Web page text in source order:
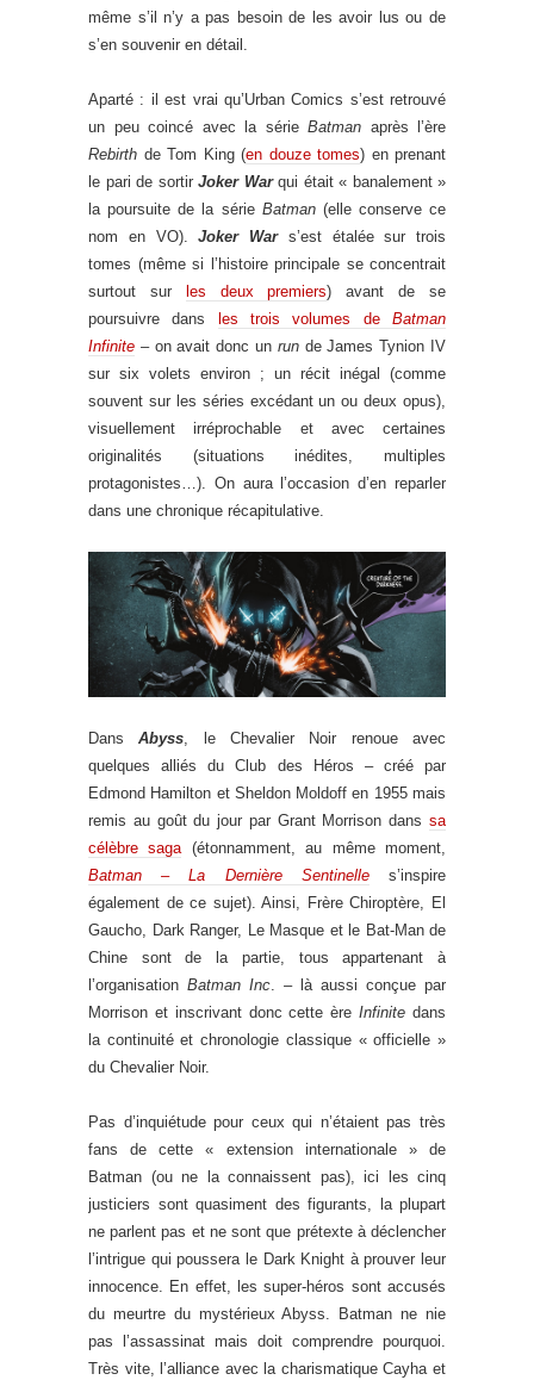
même s’il n’y a pas besoin de les avoir lus ou de
s’en souvenir en détail.
Aparté : il est vrai qu’Urban Comics s’est retrouvé
un peu coincé avec la série Batman après l’ère
Rebirth de Tom King (en douze tomes) en prenant
le pari de sortir Joker Warqui était « banalement »
la poursuite de la série Batman(elle conserve ce
nom en VO).Joker War s’est étalée sur trois
tomes (même si l’histoire principale se concentrait
surtout sur
les deux premiers) avant de se
poursuivre dans
les trois volumes deBatman
Infinite – on avait donc un runde James Tynion IV
sur six volets environ ; un récit inégal (comme
souvent sur les séries excédant un ou deux opus),
visuellement irréprochable et avec certaines
originalités (situations inédites, multiples
protagonistes…). On aura l’occasion d’en reparler
dans une chronique récapitulative.
DansAbyss, le Chevalier Noir renoue avec
quelques alliés du Club des Héros – créé par
Edmond Hamilton et Sheldon Moldoff en 1955 mais
remis au goût du jour par Grant Morrison dans sa
célèbre saga(étonnamment, au même moment,
Batman – La Dernière Sentinelles’inspire
également de ce sujet). Ainsi, Frère Chiroptère, El
Gaucho, Dark Ranger, Le Masque et le Bat-Man de
Chine sont de la partie, tous appartenant à
l’organisation Batman Inc. – là aussi conçue par
Morrison et inscrivant donc cette èreInfinite dans
la continuité et chronologie classique « officielle »
du Chevalier Noir.
Pas d’inquiétude pour ceux qui n’étaient pas très
fans de cette « extension internationale » de
Batman (ou ne la connaissent pas), ici les cinq
justiciers sont quasiment des figurants, la plupart
ne parlent pas et ne sont que prétexte à déclencher
l’intrigue qui poussera le Dark Knight à prouver leur
innocence. En effet, les super-héros sont accusés
du meurtre du mystérieux Abyss. Batman ne nie
pas l’assassinat mais doit comprendre pourquoi.
Très vite, l’alliance avec la charismatique Cayha et